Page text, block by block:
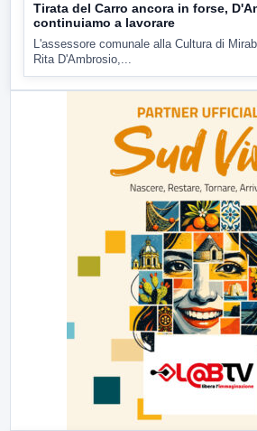
Tirata del Carro ancora in forse,
continuiamo a lavorare
L'assessore comunale alla Cultura di
Rita D'Ambrosio,...